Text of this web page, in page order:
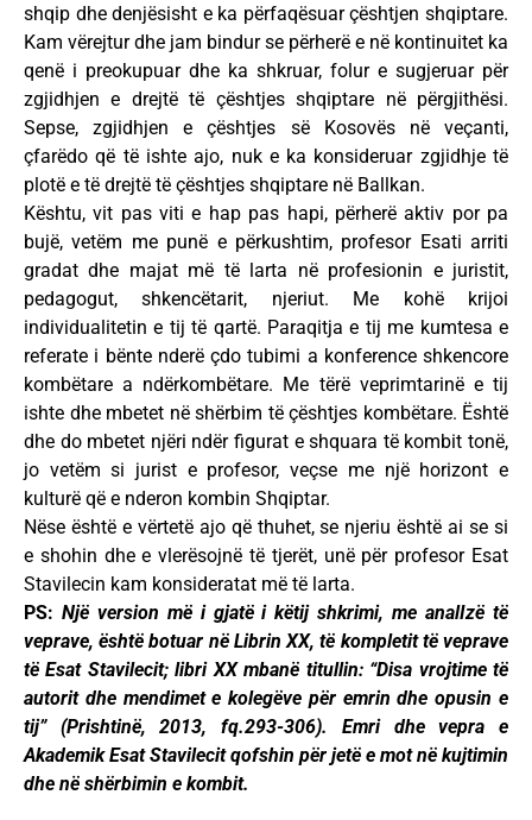
shqip dhe denjësisht e ka përfaqësuar çështjen shqiptare.
Kam vërejtur dhe jam bindur se përherë e në kontinuitet ka
qenë i preokupuar dhe ka shkruar, folur e sugjeruar për
zgjidhjen e drejtë të çështjes shqiptare në përgjithësi.
Sepse, zgjidhjen e çështjes së Kosovës në veçanti,
çfarëdo që të ishte ajo, nuk e ka konsideruar zgjidhje të
plotë e të drejtë të çështjes shqiptare në Ballkan.
Kështu, vit pas viti e hap pas hapi, përherë aktiv por pa
bujë, vetëm me punë e përkushtim, profesor Esati arriti
gradat dhe majat më të larta në profesionin e juristit,
pedagogut, shkencëtarit, njeriut. Me kohë krijoi
individualitetin e tij të qartë. Paraqitja e tij me kumtesa e
referate i bënte nderë çdo tubimi a konference shkencore
kombëtare a ndërkombëtare. Me tërë veprimtarinë e tij
ishte dhe mbetet në shërbim të çështjes kombëtare. Është
dhe do mbetet njëri ndër figurat e shquara të kombit tonë,
jo vetëm si jurist e profesor, veçse me një horizont e
kulturë që e nderon kombin Shqiptar.
Nëse është e vërtetë ajo që thuhet, se njeriu është ai se si
e shohin dhe e vlerësojnë të tjerët, unë për profesor Esat
Stavilecin kam konsideratat më të larta.
PS: Një version më i gjatë i këtij shkrimi, me analIzë të
veprave, është botuar në Librin XX, të kompletit të veprave
të Esat Stavilecit; libri XX mbanë titullin: “Disa vrojtime të
autorit dhe mendimet e kolegëve për emrin dhe opusin e
tij” (Prishtinë, 2013, fq.293-306). Emri dhe vepra e
Akademik Esat Stavilecit qofshin për jetë e mot në kujtimin
dhe në shërbimin e kombit.